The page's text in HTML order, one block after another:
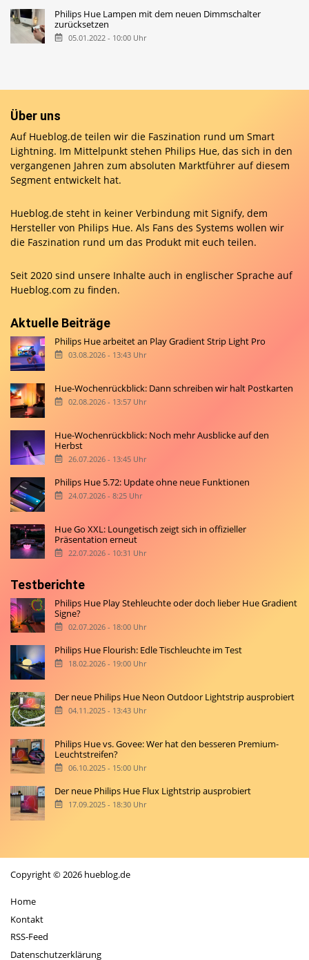
Philips Hue Lampen mit dem neuen Dimmschalter
zurücksetzen
05.01.2022 - 10:00 Uhr
Über uns
Auf Hueblog.de teilen wir die Faszination rund um Smart
Lightning. Im Mittelpunkt stehen Philips Hue, das sich in den
vergangenen Jahren zum absoluten Marktführer auf diesem
Segment entwickelt hat.
Hueblog.de steht in keiner Verbindung mit Signify, dem
Hersteller von Philips Hue. Als Fans des Systems wollen wir
die Faszination rund um das Produkt mit euch teilen.
Seit 2020 sind unsere Inhalte auch in englischer Sprache auf
Hueblog.com zu finden.
Aktuelle Beiträge
Philips Hue arbeitet an Play Gradient Strip Light Pro
03.08.2026 - 13:43 Uhr
Hue-Wochenrückblick: Dann schreiben wir halt Postkarten
02.08.2026 - 13:57 Uhr
Hue-Wochenrückblick: Noch mehr Ausblicke auf den
Herbst
26.07.2026 - 13:45 Uhr
Philips Hue 5.72: Update ohne neue Funktionen
24.07.2026 - 8:25 Uhr
Hue Go XXL: Loungetisch zeigt sich in offizieller
Präsentation erneut
22.07.2026 - 10:31 Uhr
Testberichte
Philips Hue Play Stehleuchte oder doch lieber Hue Gradient
Signe?
02.07.2026 - 18:00 Uhr
Philips Hue Flourish: Edle Tischleuchte im Test
18.02.2026 - 19:00 Uhr
Der neue Philips Hue Neon Outdoor Lightstrip ausprobiert
04.11.2025 - 13:43 Uhr
Philips Hue vs. Govee: Wer hat den besseren Premium-
Leuchtstreifen?
06.10.2025 - 15:00 Uhr
Der neue Philips Hue Flux Lightstrip ausprobiert
17.09.2025 - 18:30 Uhr
Copyright © 2026 hueblog.de
Home
Kontakt
RSS-Feed
Datenschutzerklärung